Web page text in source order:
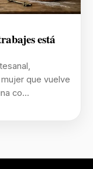
está
que vuelve
co...